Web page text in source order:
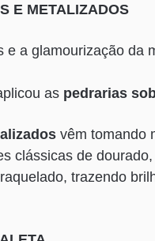
E METALIZADOS
e a glamourização da
as pedrarias
vêm tomando
clássicas de
trazendo